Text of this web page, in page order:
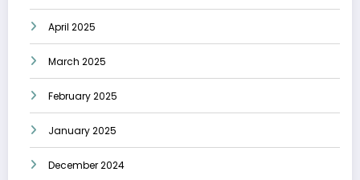
April 2025
March 2025
February 2025
January 2025
December 2024